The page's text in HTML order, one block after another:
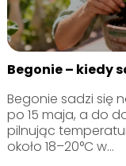
Begonie – kiedy
Begonie sadzi się
po 15 maja, a do
pilnując
około 18–20°C w...